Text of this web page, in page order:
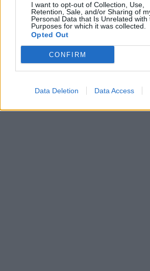
I want to opt-out of Collection, Use,
Retention, Sale, and/or Sharing of
Personal Data that Is Unrelated with
Purposes for which it was collected.
Opted Out
CONFIRM
Data Deletion Data Access